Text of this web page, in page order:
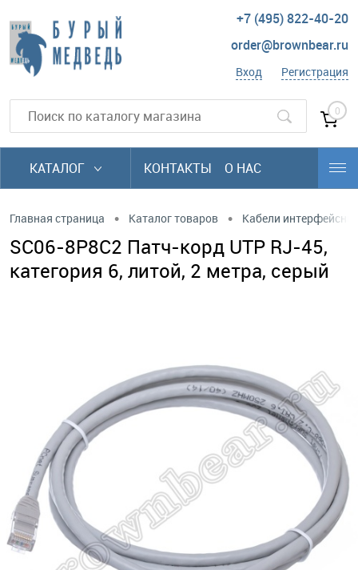
+7 (495) 822-40-20
order@brownbear.ru
Вход Регистрация
0
КАТАЛОГ КОНТАКТЫ О НАС
Главная страница • Каталог товаров • Кабели
SC06-8P8C2 Патч-корд UTP RJ-45,
категория 6, литой, 2 метра, серый